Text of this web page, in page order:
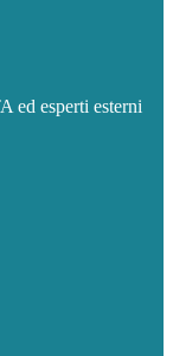
ed esperti esterni